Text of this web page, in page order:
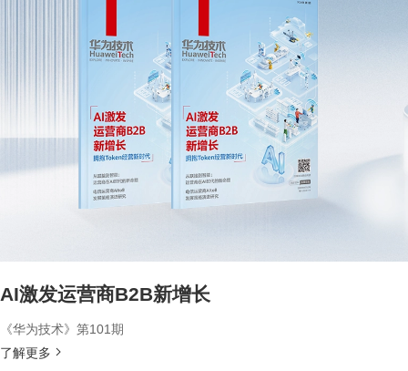
AI激发运营商B2B新增长
《华为技术》第101期
了解更多